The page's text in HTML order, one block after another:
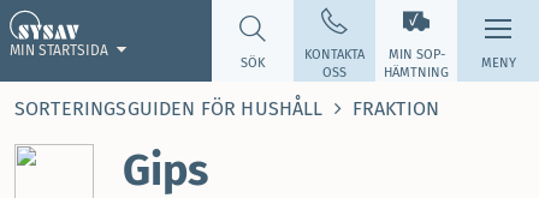
MIN SOP­
HÄMTNING
SÖK
KONTAKTA
OSS
MENY
MIN STARTSIDA
SORTERINGSGUIDEN FÖR HUSHÅLL FRAKTION
Gips